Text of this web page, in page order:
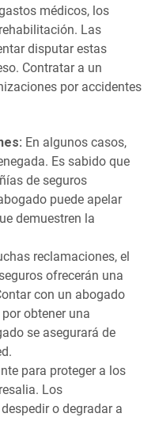
médicos, los
Las
disputar estas
Contratar a un
por accidentes
En algunos casos,
Es sabido que
de seguros
puede apelar
demuestren la
reclamaciones, el
ofrecerán una
con un abogado
obtener una
se asegurará de
para proteger a los
Los
o degradar a